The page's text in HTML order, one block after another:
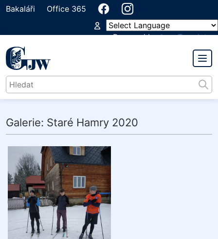
Bakaláři Office 365
Powered by
Translate
Galerie: Staré Hamry 2020